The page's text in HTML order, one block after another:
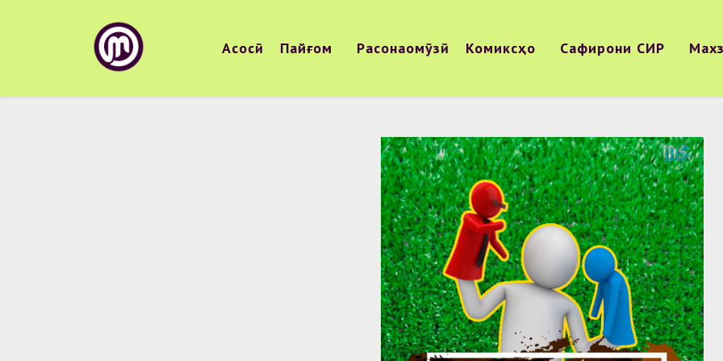
Асосӣ Пайғом Расонаомӯзӣ Комиксҳо Сафирони СИР